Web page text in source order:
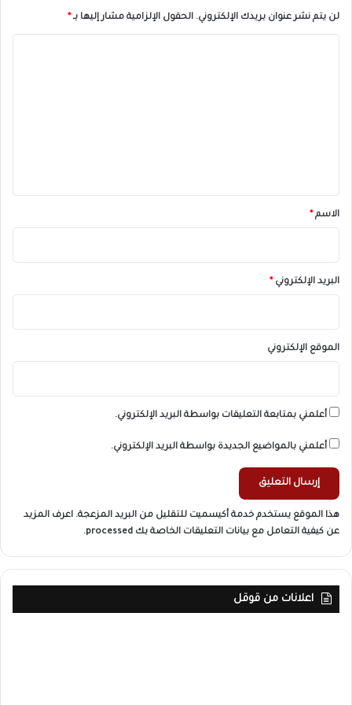
لن يتم نشر عنوان بريدك الإلكتروني. الحقول الإلزامية مشار إليها بـ*
*الاسم*
البريد الإلكتروني*
الموقع الإلكتروني
أعلمني بمتابعة التعليقات بواسطة البريد الإلكتروني.
أعلمني بالمواضيع الجديدة بواسطة البريد الإلكتروني.
هذا الموقع يستخدم خدمة أكيسميت للتقليل من البريد المزعجة. اعرف المزيد
عن كيفية التعامل مع بيانات التعليقات الخاصة بك processed
.
اعلانات من قوقل